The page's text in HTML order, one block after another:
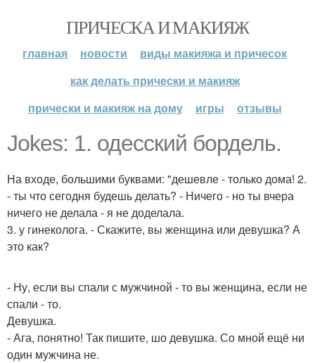
ПРИЧЕСКА И МАКИЯЖ
главная новости
виды макияжа и причесок
как делать прически и макияж
прически и макияж на дому
игры отзывы
Jokes: 1. одесский бордель.
На входе, большими буквами: "дешевле - только дома! 2.
- ты что сегодня будешь делать? - Ничего - но ты вчера
ничего не делала - я не доделала.
3. у гинеколога. - Скажите, вы женщина или девушка? А
это как?
- Ну, если вы спали с мужчиной - то вы женщина, если не
спали - то.
Девушка.
- Ага, понятно! Так пишите, шо девушка. Со мной ещё ни
один мужчина не.